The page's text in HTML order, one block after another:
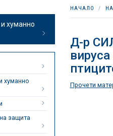
хуманно
хуманно
защита
НАЧАЛО
Д-р
Прочети